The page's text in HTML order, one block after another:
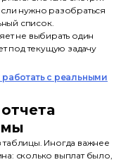
нужно разобраться
список.
не выбирать один
под текущую задачу
работать с реальными
Иногда важнее
сколько выплат было,